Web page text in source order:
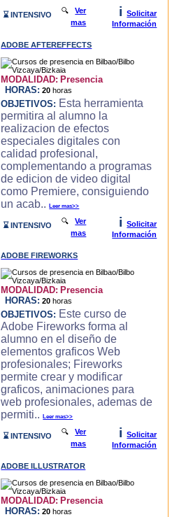
⌛ INTENSIVO 🔍Ver
mas
i
Solicitar
Información
ADOBE AFTEREFFECTS
MODALIDAD: Presencia
HORAS: 20 horas
OBJETIVOS: Esta herramienta
permitira al alumno la
realizacion de efectos
especiales digitales con
calidad profesional,
complementando a programas
de edicion de video digital
como Premiere, consiguiendo
un acab..Leer mas>>
⌛ INTENSIVO 🔍Ver
mas
i
Solicitar
Información
ADOBE FIREWORKS
MODALIDAD: Presencia
HORAS: 20 horas
OBJETIVOS: Este curso de
Adobe Fireworks forma al
alumno en el diseño de
elementos graficos Web
profesionales; Fireworks
permite crear y modificar
graficos, animaciones para
web profesionales, ademas de
permiti..Leer mas>>
⌛ INTENSIVO 🔍Ver
mas
i
Solicitar
Información
ADOBE ILLUSTRATOR
MODALIDAD: Presencia
HORAS: 20 horas